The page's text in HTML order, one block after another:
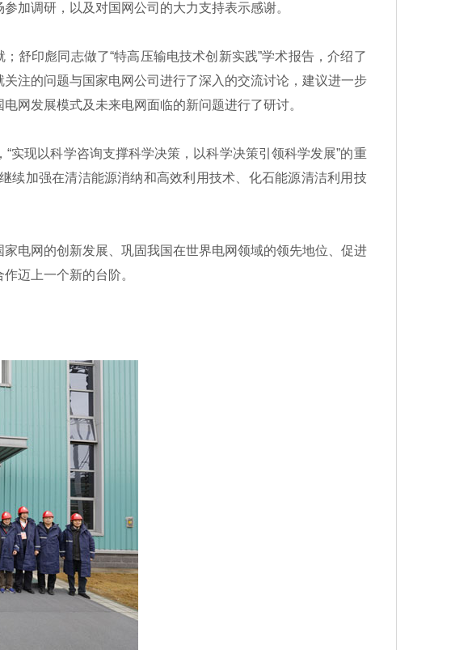
加调研，以及对国网公司的大力支持表示感谢。
印彪同志做了“特高压输电技术创新实践”学术报告，介绍了
注的问题与国家电网公司进行了深入的交流讨论，建议进一步
网发展模式及未来电网面临的新问题进行了研讨。
现以科学咨询支撑科学决策，以科学决策引领科学发展”的重
续加强在清洁能源消纳和高效利用技术、化石能源清洁利用技
网的创新发展、巩固我国在世界电网领域的领先地位、促进
迈上一个新的台阶。